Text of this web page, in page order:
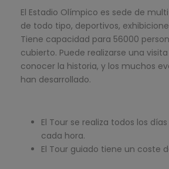
El Estadio Olímpico es sede de
de todo tipo, deportivos,
Tiene capacidad para 56000
cubierto. Puede realizarse una
conocer la historia, y los muchos
han desarrollado.
El Tour se realiza todos los
cada hora.
El Tour guiado tiene un coste